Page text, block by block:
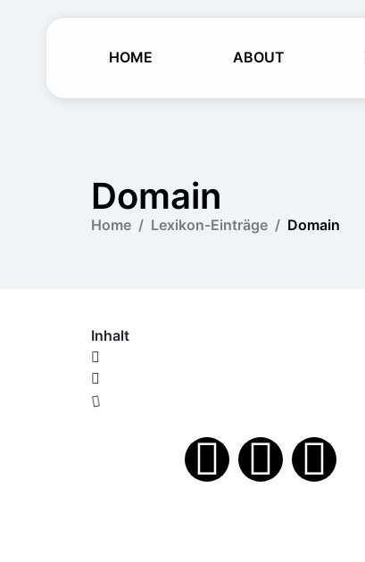
HOME ABOUT
Domain
Home Lexikon-Einträge Domain
Inhalt